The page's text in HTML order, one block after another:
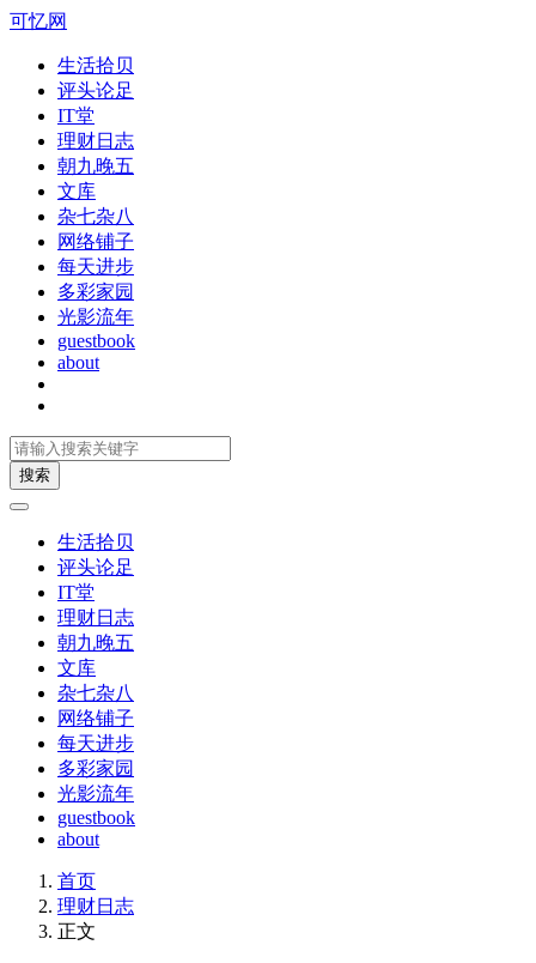
可忆网
生活拾贝
评头论足
IT堂
理财日志
朝九晚五
文库
杂七杂八
网络铺子
每天进步
多彩家园
光影流年
guestbook
about
搜索
生活拾贝
评头论足
IT堂
理财日志
朝九晚五
文库
杂七杂八
网络铺子
每天进步
多彩家园
光影流年
guestbook
about
首页
理财日志
正文